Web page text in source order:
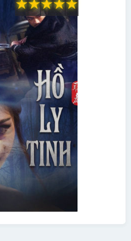
★
★
★
★
★